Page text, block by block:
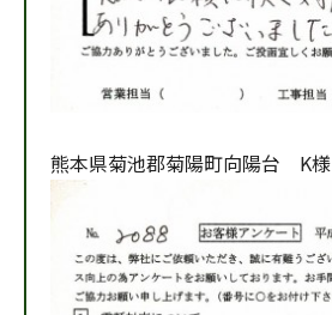
熊本県菊池郡菊陽町向陽台 K様